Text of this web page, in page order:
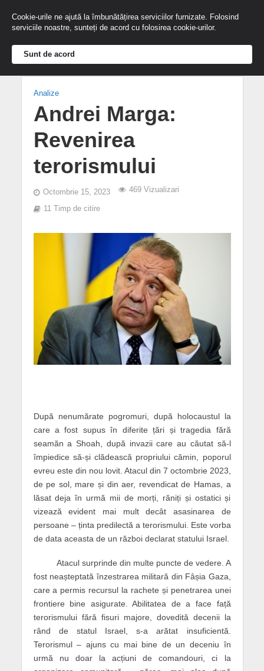
Analize
Andrei Marga:
Revenirea
terorismului
Octombrie 15, 2023 469 Vizualizari
11 Timp de citire
După nenumărate pogromuri, după holocaustul la
care a fost supus în diferite țări și tragedia fără
seamăn a Shoah, după invazii care au căutat să-l
împiedice să-și clădească propriului cămin, poporul
evreu este din nou lovit. Atacul din 7 octombrie 2023,
de pe sol, mare și din aer, revendicat de Hamas, a
lăsat deja în urmă mii de morți, răniți și ostatici și
vizează evident mai mult decât asasinarea de
persoane – ținta predilectă a terorismului. Este vorba
de data aceasta de un război declarat statului Israel.
Atacul surprinde din multe puncte de vedere. A
fost neașteptată înzestrarea militară din Fâșia Gaza,
care a permis recursul la rachete și penetrarea unei
frontiere bine asigurate. Abilitatea de a face față
terorismului fără fisuri majore, dovedită decenii la
rând de statul Israel, s-a arătat insuficientă.
Terorismul – ajuns cu mai bine de un deceniu în
urmă nu doar la acțiuni de comandouri, ci la
Cookie-urile ne ajută la îmbunătățirea serviciilor furnizate. Folosind
serviciile noastre, sunteți de acord cu folosirea cookie-urilor.
Sunt de acord